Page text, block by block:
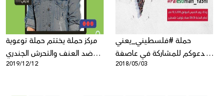
مركز حملة يختتم حملة توعوية
ضد العنف والتحرش الجندري
على شبكة الانترنت
2019/12/12
حملة #فلسطيني_يعني
تدعوكم للمشاركة في عاصفة
تغريدات ونشرات حول الهوية
2018/05/03